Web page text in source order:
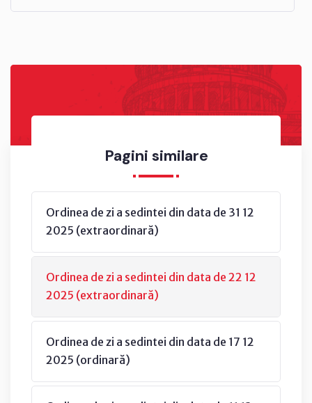
Pagini similare
Ordinea de zi a sedintei din data de 31 12
2025 (extraordinară)
Ordinea de zi a sedintei din data de 22 12
2025 (extraordinară)
Ordinea de zi a sedintei din data de 17 12
2025 (ordinară)